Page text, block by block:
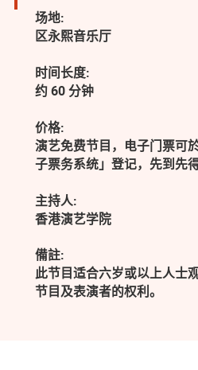
场地:
区永熙音乐厅
时间长度:
约 60 分钟
价格:
演艺免费节目，电子门票可
子票务系统」登记，先到先得
主持人:
香港演艺学院
備註:
此节目适合六岁或以上人士
节目及表演者的权利。